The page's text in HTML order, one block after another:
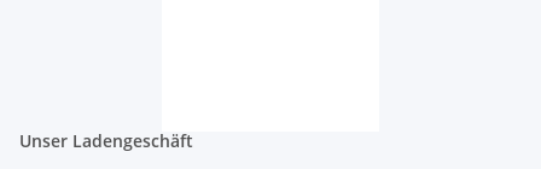
Unser Ladengeschäft